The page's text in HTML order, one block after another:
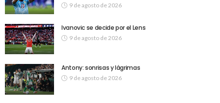
9 de agosto de 2026
Ivanovic se decide por el Lens
9 de agosto de 2026
Antony: sonrisas y lágrimas
9 de agosto de 2026